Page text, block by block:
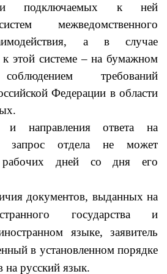
и подключаемых к ней
межведомственного
а в случае
к этой системе – на бумажном
требований
Федерации в области
и направления ответа на
запрос отдела не может
дней со дня его
документов, выданных на
государства и
языке, заявитель
в установленном порядке
на русский язык.